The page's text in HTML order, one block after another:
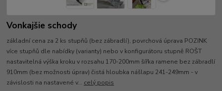
Vonkajšie schody
základní cena za 2 ks stupňů (bez zábradlí), povrchová úprava POZINK
více stupňů dle nabídky (varianty) nebo v konfigurátoru stupně ROŠT
nastavitelná výška kroku v rozsahu 170-200mm šířka ramene bez zábradlí
910mm (bez možnosti úprav) čistá hloubka nášlapu 241-249mm - v
závislosti na nastavené v... celý popis